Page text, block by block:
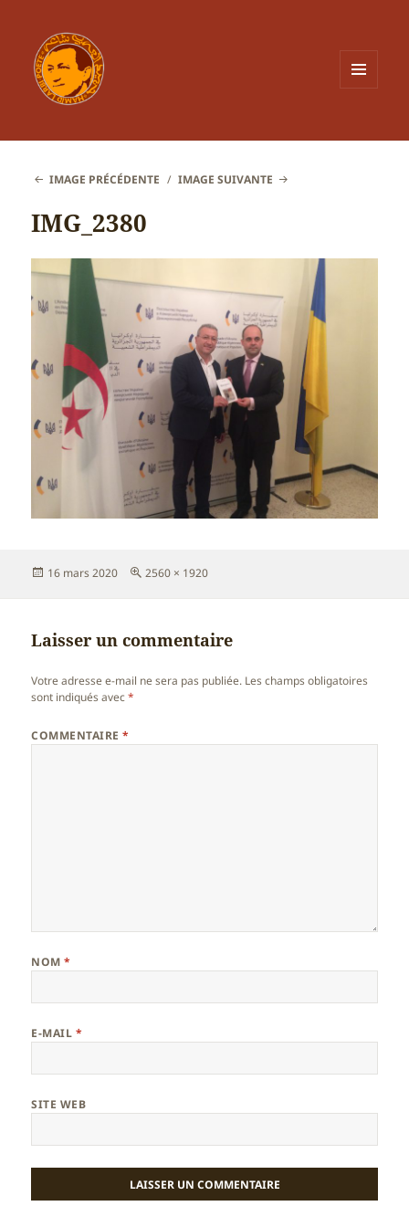
IMAGE PRÉCÉDENTE IMAGE SUIVANTE
IMG_2380
Publié
16 mars 2020
Taille
2560 × 1920
Laisser un commentaire
Votre adresse e-mail ne sera pas publiée. Les champs obligatoires
sont indiqués avec*
COMMENTAIRE*
NOM*
E-MAIL *
SITE WEB